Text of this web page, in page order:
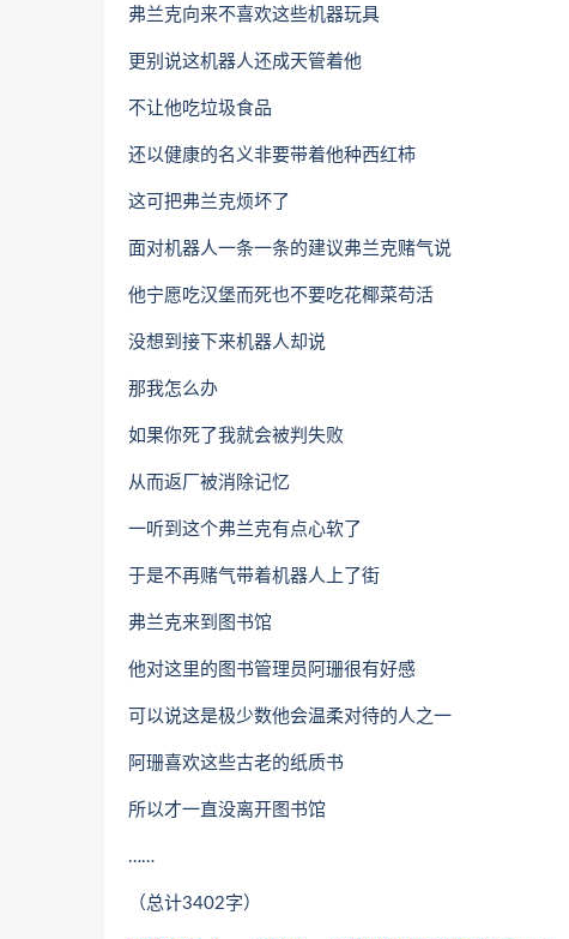
弗兰克向来不喜欢这些机器玩具
更别说这机器人还成天管着他
不让他吃垃圾食品
还以健康的名义非要带着他种西红柿
这可把弗兰克烦坏了
面对机器人一条一条的建议弗兰克赌气说
他宁愿吃汉堡而死也不要吃花椰菜苟活
没想到接下来机器人却说
那我怎么办
如果你死了我就会被判失败
从而返厂被消除记忆
一听到这个弗兰克有点心软了
于是不再赌气带着机器人上了街
弗兰克来到图书馆
他对这里的图书管理员阿珊很有好感
可以说这是极少数他会温柔对待的人之一
阿珊喜欢这些古老的纸质书
所以才一直没离开图书馆
……
（总计3402字）